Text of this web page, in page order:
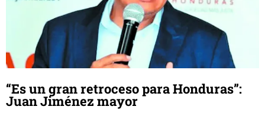
“Es un gran retroceso para Honduras”:
Juan Jiménez mayor